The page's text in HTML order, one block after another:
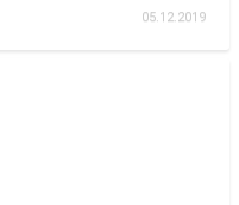
05.12.2019